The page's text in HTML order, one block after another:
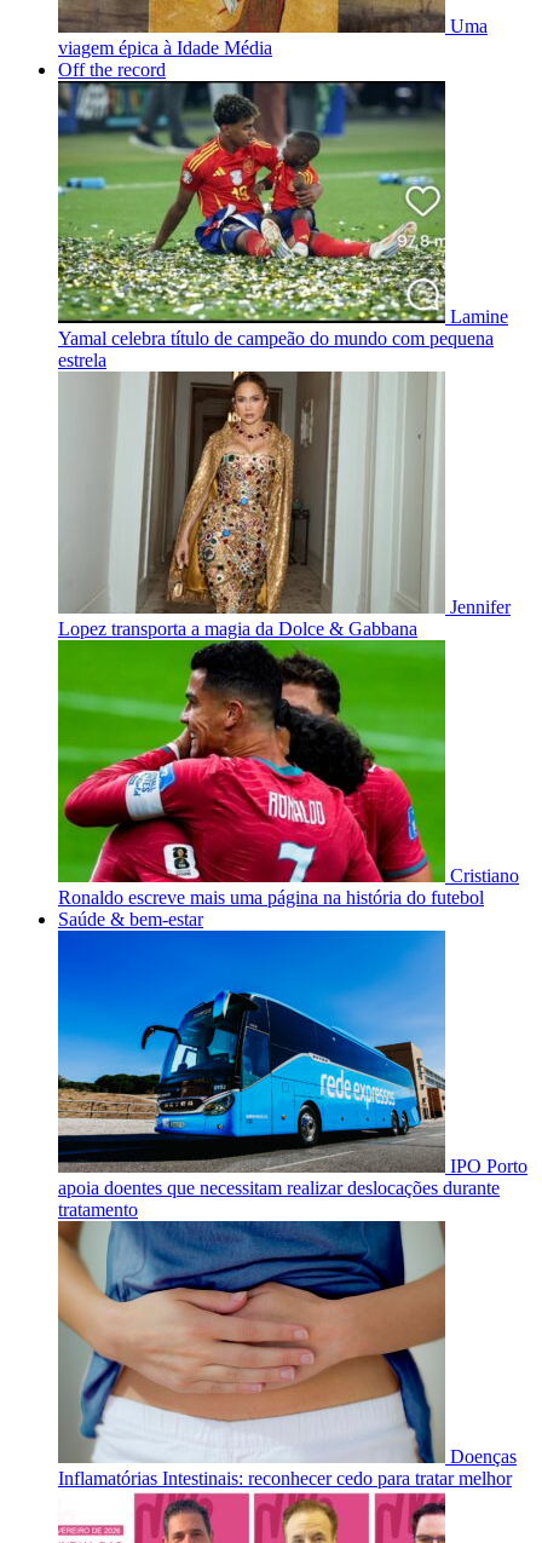
Uma
viagem épica à Idade Média
Off the record
Lamine
Yamal celebra título de campeão do mundo com pequena
estrela
Jennifer
Lopez transporta a magia da Dolce & Gabbana
Cristiano
Ronaldo escreve mais uma página na história do futebol
Saúde & bem-estar
IPO Porto
apoia doentes que necessitam realizar deslocações durante
tratamento
Doenças
Inflamatórias Intestinais: reconhecer cedo para tratar melhor